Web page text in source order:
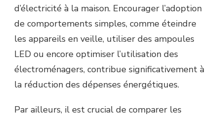
d’électricité à la maison. Encourager l’adoption
de comportements simples, comme éteindre
les appareils en veille, utiliser des ampoules
LED ou encore optimiser l’utilisation des
électroménagers, contribue significativement à
la réduction des dépenses énergétiques.
Par ailleurs, il est crucial de comparer les